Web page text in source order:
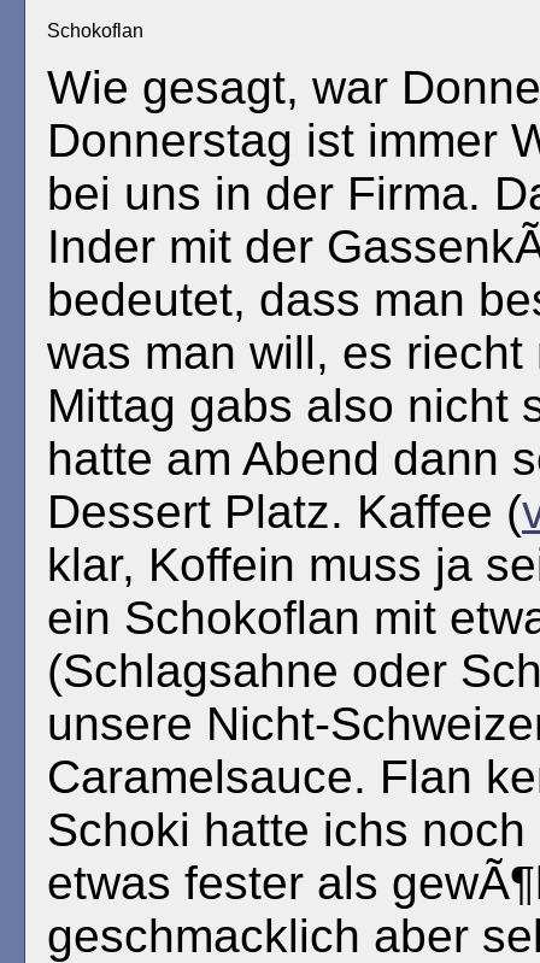
Schokoflan
Wie gesagt, war
Donnerstag ist immer
bei uns in der Firma.
Inder mit der
bedeutet, dass man
was man will, es riecht
Mittag gabs also nicht
hatte am Abend dann
Dessert Platz. Kaffee (
klar, Koffein muss ja
ein Schokoflan mit
(Schlagsahne oder
unsere Nicht-
Caramelsauce. Flan
Schoki hatte ichs
etwas fester als
geschmacklich aber